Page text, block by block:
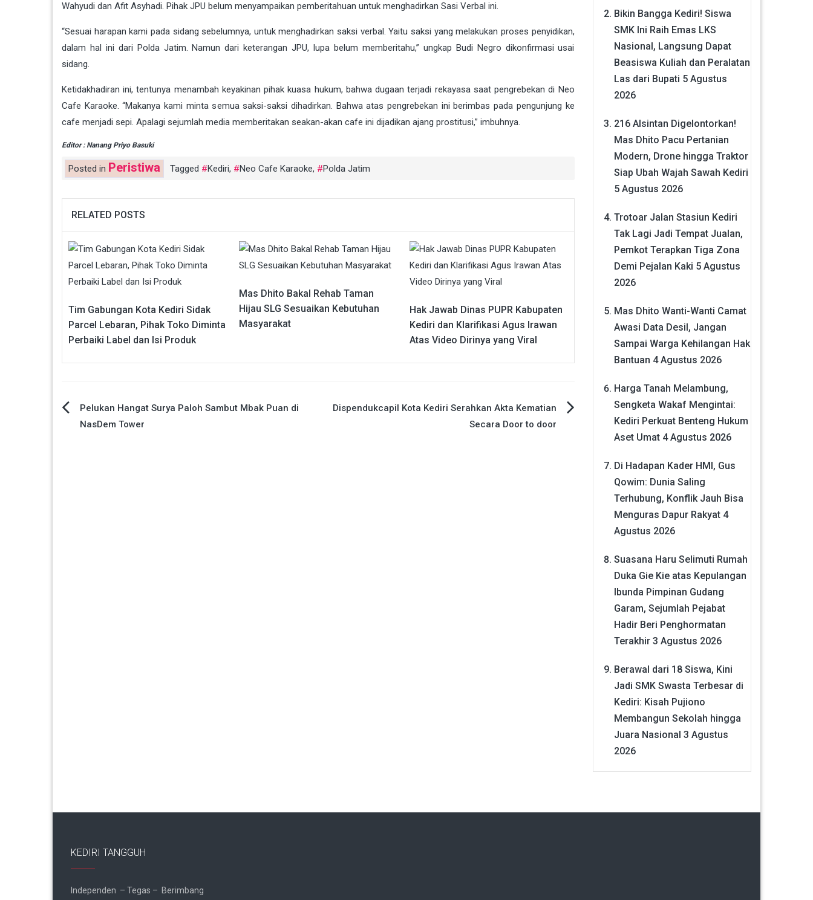
Wahyudi dan Afit Asyhadi. Pihak JPU belum menyampaikan pemberitahuan untuk menghadirkan Sasi Verbal ini.
“Sesuai harapan kami pada sidang sebelumnya, untuk menghadirkan saksi verbal. Yaitu saksi yang melakukan proses penyidikan,
dalam hal ini dari Polda Jatim. Namun dari keterangan JPU, lupa belum memberitahu,” ungkap Budi Negro dikonfirmasi usai
sidang.
Ketidakhadiran ini, tentunya menambah keyakinan pihak kuasa hukum, bahwa dugaan terjadi rekayasa saat pengrebekan di Neo
Cafe Karaoke. “Makanya kami minta semua saksi-saksi dihadirkan. Bahwa atas pengrebekan ini berimbas pada pengunjung ke
cafe menjadi sepi. Apalagi sejumlah media memberitakan seakan-akan cafe ini dijadikan ajang prostitusi,” imbuhnya.
Editor : Nanang Priyo Basuki
Posted in Peristiwa Tagged Kediri, Neo Cafe Karaoke, Polda Jatim
RELATED POSTS
Tim Gabungan Kota Kediri Sidak
Parcel Lebaran, Pihak Toko Diminta
Perbaiki Label dan Isi Produk
Mas Dhito Bakal Rehab Taman
Hijau SLG Sesuaikan Kebutuhan
Masyarakat
Hak Jawab Dinas PUPR Kabupaten
Kediri dan Klarifikasi Agus Irawan
Atas Video Dirinya yang Viral
Navigasi
Pelukan Hangat Surya Paloh Sambut Mbak Puan di
NasDem Tower
Dispendukcapil Kota Kediri Serahkan Akta Kematian
Secara Door to door
Bikin Bangga Kediri! Siswa
SMK Ini Raih Emas LKS
Nasional, Langsung Dapat
Beasiswa Kuliah dan Peralatan
Las dari Bupati 5 Agustus
2026
216 Alsintan Digelontorkan!
Mas Dhito Pacu Pertanian
Modern, Drone hingga Traktor
Siap Ubah Wajah Sawah Kediri
5 Agustus 2026
Trotoar Jalan Stasiun Kediri
Tak Lagi Jadi Tempat Jualan,
Pemkot Terapkan Tiga Zona
Demi Pejalan Kaki 5 Agustus
2026
Mas Dhito Wanti-Wanti Camat
Awasi Data Desil, Jangan
Sampai Warga Kehilangan Hak
Bantuan 4 Agustus 2026
Harga Tanah Melambung,
Sengketa Wakaf Mengintai:
Kediri Perkuat Benteng Hukum
Aset Umat 4 Agustus 2026
Di Hadapan Kader HMI, Gus
Qowim: Dunia Saling
Terhubung, Konflik Jauh Bisa
Menguras Dapur Rakyat 4
Agustus 2026
Suasana Haru Selimuti Rumah
Duka Gie Kie atas Kepulangan
Ibunda Pimpinan Gudang
Garam, Sejumlah Pejabat
Hadir Beri Penghormatan
Terakhir 3 Agustus 2026
Berawal dari 18 Siswa, Kini
Jadi SMK Swasta Terbesar di
Kediri: Kisah Pujiono
Membangun Sekolah hingga
Juara Nasional 3 Agustus
2026
KEDIRI TANGGUH
Independen – Tegas – Berimbang